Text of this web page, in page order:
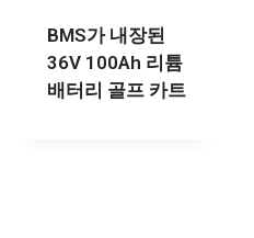
BMS가 내장된
36V 100Ah 리튬
배터리 골프 카트